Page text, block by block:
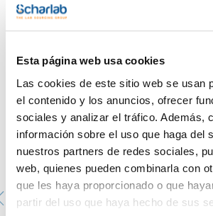
Esta página web usa cookies
Las cookies de este sitio web se usan
el contenido y los anuncios, ofrecer
sociales y analizar el tráfico. Además,
información sobre el uso que haga del
nuestros partners de redes sociales,
web, quienes pueden combinarla con
que les haya proporcionado o que
partir del uso que haya hecho de sus
- EC-Index-No.: 008-003-00-9
- Partida arancelaria: 2847 00 00 00
Te puede interesar